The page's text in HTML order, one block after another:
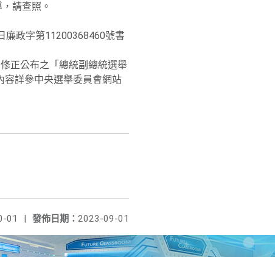
請查照。
廉政字第11200368460號書
正公布之「總統副總統選舉
容詳參中央選舉委員會網站
發佈日期： 2023-09-01
01 |